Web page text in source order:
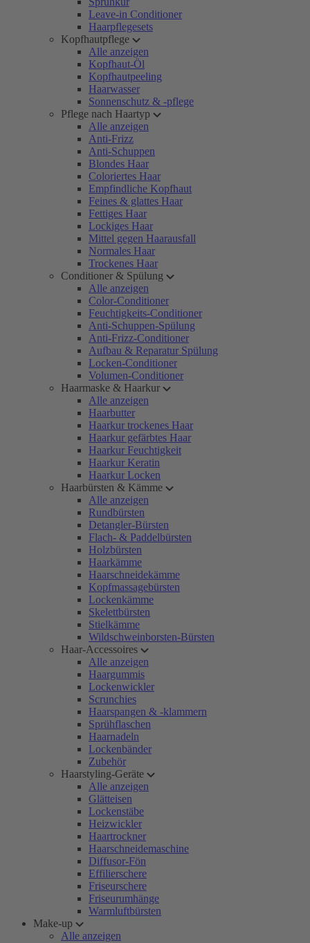
Leave-in Conditioner
Haarpflegesets
Kopfhautpflege
Alle anzeigen
Kopfhaut-Öl
Kopfhautpeeling
Haarwasser
Sonnenschutz & -pflege
Pflege nach Haartyp
Alle anzeigen
Anti-Frizz
Anti-Schuppen
Blondes Haar
Coloriertes Haar
Empfindliche Kopfhaut
Feines & glattes Haar
Fettiges Haar
Lockiges Haar
Mittel gegen Haarausfall
Normales Haar
Trockenes Haar
Conditioner & Spülung
Alle anzeigen
Color-Conditioner
Feuchtigkeits-Conditioner
Anti-Schuppen-Spülung
Anti-Frizz-Conditioner
Aufbau & Reparatur Spülung
Locken-Conditioner
Volumen-Conditioner
Haarmaske & Haarkur
Alle anzeigen
Haarbutter
Haarkur trockenes Haar
Haarkur gefärbtes Haar
Haarkur Feuchtigkeit
Haarkur Keratin
Haarkur Locken
Haarbürsten & Kämme
Alle anzeigen
Rundbürsten
Detangler-Bürsten
Flach- & Paddelbürsten
Holzbürsten
Haarkämme
Haarschneidekämme
Kopfmassagebürsten
Lockenkämme
Skelettbürsten
Stielkämme
Wildschweinborsten-Bürsten
Haar-Accessoires
Alle anzeigen
Haargummis
Lockenwickler
Scrunchies
Haarspangen & -klammern
Sprühflaschen
Haarnadeln
Lockenbänder
Zubehör
Haarstyling-Geräte
Alle anzeigen
Glätteisen
Lockenstäbe
Heizwickler
Haartrockner
Haarschneidemaschine
Diffusor-Fön
Effilierschere
Friseurschere
Friseurumhänge
Warmluftbürsten
Make-up
Alle anzeigen